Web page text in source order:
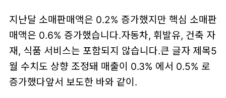
지난달 소매판매액은 0.2% 증가했지만 핵심 소매판
매액은 0.6% 증가했습니다.자동차, 휘발유, 건축 자
재, 식품 서비스는 포함되지 않습니다.큰 글자 제목5
월 수치도 상향 조정돼 매출이 0.3% 에서 0.5% 로
증가했다앞서 보도한 바와 같이.